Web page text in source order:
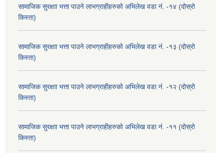
सामाजिक सुरक्षाा भत्ता पाउने लाभग्राहीहरुको अभिलेख वडा नं. -१४ (दोस्रो
किस्ता)
सामाजिक सुरक्षाा भत्ता पाउने लाभग्राहीहरुको अभिलेख वडा नं. -१३ (दोस्रो
किस्ता)
सामाजिक सुरक्षाा भत्ता पाउने लाभग्राहीहरुको अभिलेख वडा नं. -१२ (दोस्रो
किस्ता)
सामाजिक सुरक्षाा भत्ता पाउने लाभग्राहीहरुको अभिलेख वडा नं. -११ (दोस्रो
किस्ता)